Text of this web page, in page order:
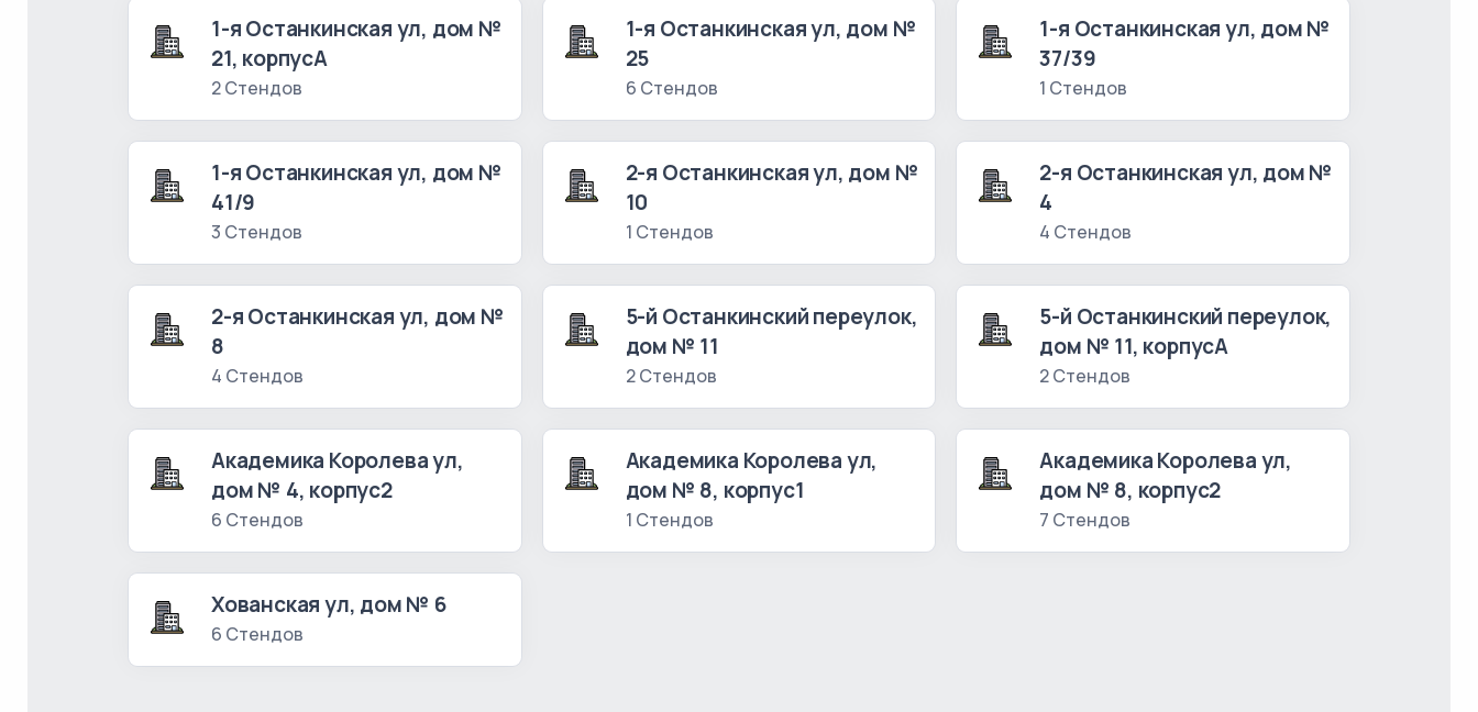
1-я Останкинская ул, дом №
21, корпусА
2 Стендов
1-я Останкинская ул, дом №
25
6 Стендов
1-я Останкинская ул, дом №
37/39
1 Стендов
1-я Останкинская ул, дом №
41/9
3 Стендов
2-я Останкинская ул, дом №
10
1 Стендов
2-я Останкинская ул, дом №
4
4 Стендов
2-я Останкинская ул, дом №
8
4 Стендов
5-й Останкинский переулок,
дом № 11
2 Стендов
5-й Останкинский переулок,
дом № 11, корпусА
2 Стендов
Академика Королева ул,
дом № 4, корпус2
6 Стендов
Академика Королева ул,
дом № 8, корпус1
1 Стендов
Академика Королева ул,
дом № 8, корпус2
7 Стендов
Хованская ул, дом № 6
6 Стендов